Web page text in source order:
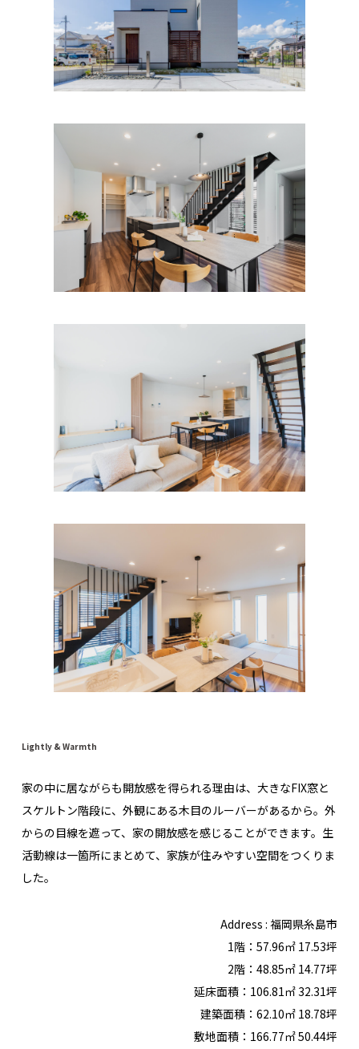
Lightly & Warmth
家の中に居ながらも開放感を得られる理由は、大きなFIX窓と
スケルトン階段に、外観にある木目のルーバーがあるから。外
からの目線を遮って、家の開放感を感じることができます。生
活動線は一箇所にまとめて、家族が住みやすい空間をつくりま
した。
Address : 福岡県糸島市
1階：57.96㎡ 17.53坪
2階：48.85㎡ 14.77坪
延床面積：106.81㎡ 32.31坪
建築面積：62.10㎡ 18.78坪
敷地面積：166.77㎡ 50.44坪